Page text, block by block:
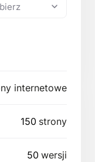
internetowe
150 strony
50 wersji